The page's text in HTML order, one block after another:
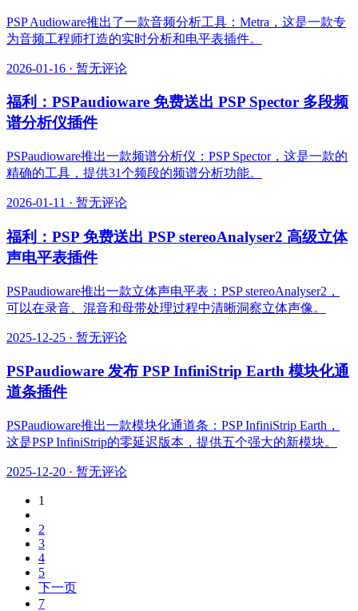
PSP Audioware推出了一款音频分析工具：Metra，这是一款专
为音频工程师打造的实时分析和电平表插件。
2026-01-16 · 暂无评论
福利：PSPaudioware 免费送出 PSP Spector 多段频
谱分析仪插件
PSPaudioware推出一款频谱分析仪：PSP Spector，这是一款的
精确的工具，提供31个频段的频谱分析功能。
2026-01-11 · 暂无评论
福利：PSP 免费送出 PSP stereoAnalyser2 高级立体
声电平表插件
PSPaudioware推出一款立体声电平表：PSP stereoAnalyser2，
可以在录音、混音和母带处理过程中清晰洞察立体声像。
2025-12-25 · 暂无评论
PSPaudioware 发布 PSP InfiniStrip Earth 模块化通
道条插件
PSPaudioware推出一款模块化通道条：PSP InfiniStrip Earth，
这是PSP InfiniStrip的零延迟版本，提供五个强大的新模块。
2025-12-20 · 暂无评论
1
2
3
4
5
下一页
7